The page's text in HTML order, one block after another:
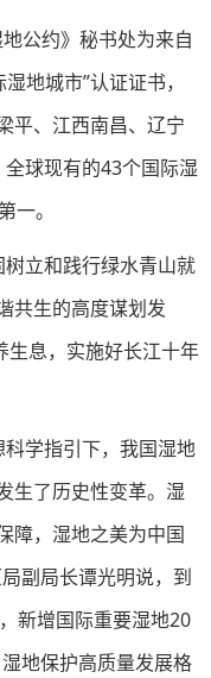
公约》秘书处为来自
地城市”认证证书，
平、江西南昌、辽宁
球现有的43个国际湿
一。
立和践行绿水青山就
共生的高度谋划发
生息，实施好长江十年
学指引下，我国湿地
生了历史性变革。湿
障，湿地之美为中国
副局长谭光明说，到
新增国际重要湿地20
地保护高质量发展格